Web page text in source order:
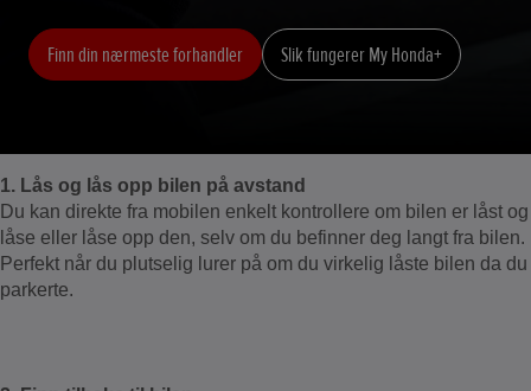
Finn din nærmeste forhandler Slik fungerer My Honda+
1. Lås og lås opp bilen på avstand
Du kan direkte fra mobilen enkelt kontrollere om bilen er låst og
låse eller låse opp den, selv om du befinner deg langt fra bilen.
Perfekt når du plutselig lurer på om du virkelig låste bilen da du
parkerte.